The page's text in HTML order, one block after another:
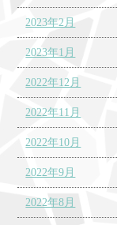
2023年2月
2023年1月
2022年12月
2022年11月
2022年10月
2022年9月
2022年8月